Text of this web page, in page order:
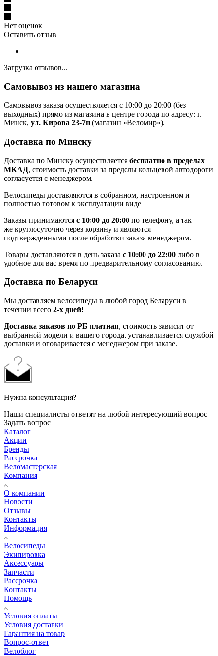
Нет оценок
Оставить отзыв
Загрузка отзывов...
Самовывоз из нашего магазина
Самовывоз заказа осуществляется с 10:00 до 20:00 (без
выходных) прямо из магазина в центре города по адресу: г.
Минск, ул. Кирова 23-7н (магазин «Веломир»).
Доставка по Минску
Доставка по Минску осуществляется бесплатно в пределах
МКАД, стоимость доставки за пределы кольцевой автодороги
согласуется с менеджером.
Велосипеды доставляются в собранном, настроенном и
полностью готовом к эксплуатации виде
Заказы принимаются с 10:00 до 20:00 по телефону, а так
же круглосуточно через корзину и являются
подтвержденными после обработки заказа менеджером.
Товары доставляются в день заказа с 10:00 до 22:00 либо в
удобное для вас время по предварительному согласованию.
Доставка по Беларуси
Мы доставляем велосипеды в любой город Беларуси в
течении всего 2-х дней!
Доставка заказов по РБ платная, стоимость зависит от
выбранной модели и вашего города, устанавливается службой
доставки и оговаривается с менеджером при заказе.
Нужна консультация?
Наши специалисты ответят на любой интересующий вопрос
Задать вопрос
Каталог
Акции
Бренды
Рассрочка
Веломастерская
Компания
О компании
Новости
Отзывы
Контакты
Информация
Велосипеды
Экипировка
Аксессуары
Запчасти
Рассрочка
Контакты
Помощь
Условия оплаты
Условия доставки
Гарантия на товар
Вопрос-ответ
Велоблог